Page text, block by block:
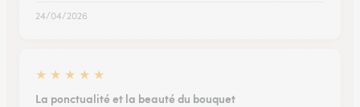
24/04/2026
★ ★ ★ ★ ★
La ponctualité et la beauté du bouquet